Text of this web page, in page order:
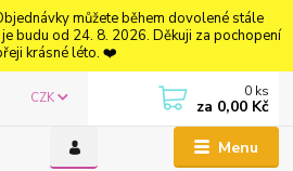
můžete během dovolené stále
budu od 24. 8. 2026. Děkuji za pochopení
krásné léto. ❤️
Menu
CZK 0 ks
za 0,00 Kč